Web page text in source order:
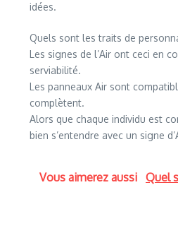
idées.
Quels sont les traits de
Les signes de l’Air ont ceci en
serviabilité.
Les panneaux Air sont
complètent.
Alors que chaque individu est
bien s’entendre avec un signe
Vous aimerez aussi Quel